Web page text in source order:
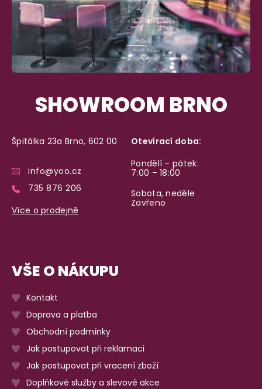
SHOWROOM BRNO
Špitálka 23a Brno, 602 00
info@yoo.cz
735 876 206
Více o prodejně
Otevírací doba:
Pondělí – pátek:
7:00 – 18:00
Sobota, neděle
Zavřeno
VŠE O NÁKUPU
Kontakt
Doprava a platba
Obchodní podmínky
Jak postupovat při reklamaci
Jak postupovat při vracení zboží
Doplňkové služby a slevové akce